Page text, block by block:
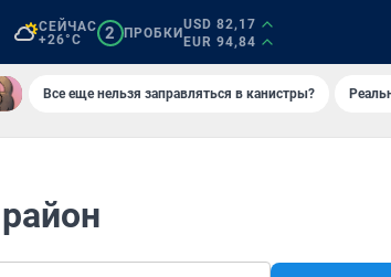
СЕЙЧАС
+26°C
2 ПРОБКИ
USD 82,17
EUR 94,84
Все еще нельзя заправляться в канистры?